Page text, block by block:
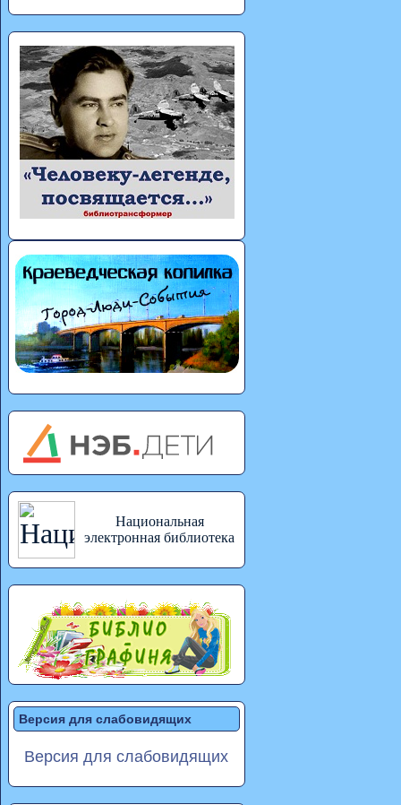
Национальная
электронная библиотека
Версия для слабовидящих
Версия для слабовидящих